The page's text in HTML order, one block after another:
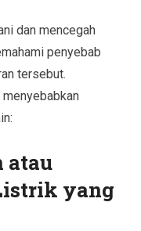
dan mencegah
penyebab
tersebut.
atau
yang